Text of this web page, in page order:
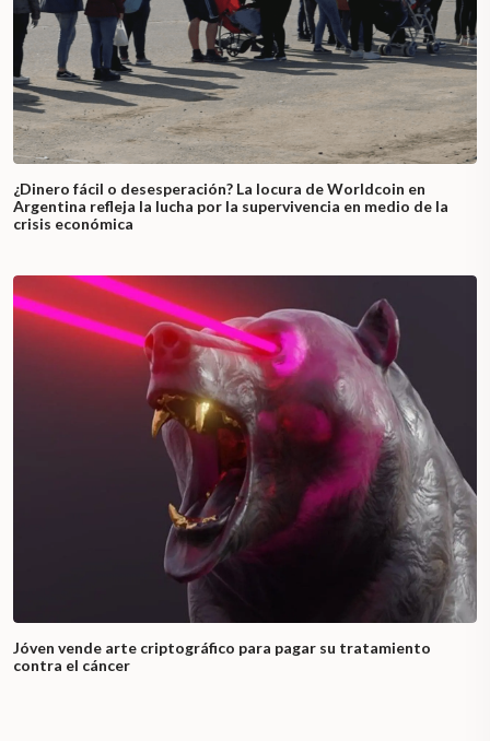
¿Dinero fácil o desesperación? La locura de Worldcoin en
Argentina refleja la lucha por la supervivencia en medio de la
crisis económica
Jóven vende arte criptográfico para pagar su tratamiento
contra el cáncer